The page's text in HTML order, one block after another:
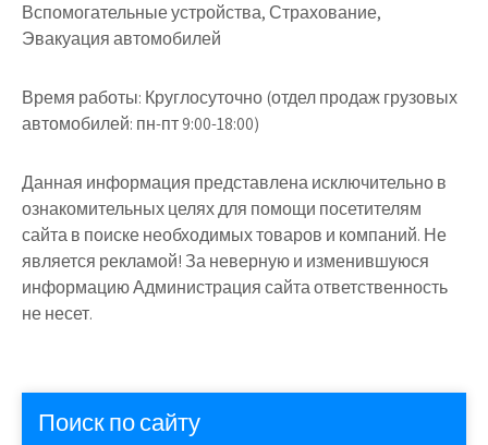
Вспомогательные устройства, Страхование,
Эвакуация автомобилей
Время работы: Круглосуточно (отдел продаж грузовых
автомобилей: пн-пт 9:00-18:00)
Данная информация представлена исключительно в
ознакомительных целях для помощи посетителям
сайта в поиске необходимых товаров и компаний. Не
является рекламой! За неверную и изменившуюся
информацию Администрация сайта ответственность
не несет.
Поиск по сайту